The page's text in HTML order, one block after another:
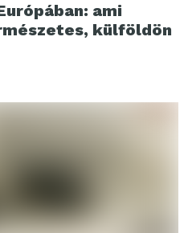
ami
külföldön